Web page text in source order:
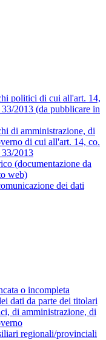
politici di cui all'art. 14,
2013 (da pubblicare in
di amministrazione, di
di cui all'art. 14, co.
2013
(documentazione da
web)
dei dati
o incompleta
dati da parte dei titolari
di amministrazione, di
regionali/provinciali